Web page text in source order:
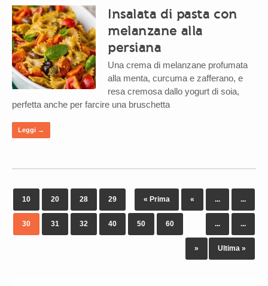
Insalata di pasta con
melanzane alla
persiana
Una crema di melanzane profumata
alla menta, curcuma e zafferano, e
resa cremosa dallo yogurt di soia,
perfetta anche per farcire una bruschetta
Leggi →
« Prima « ...
10 20 ...
28 29
30 31 32 ...
40 50 60 ...
» Ultima »